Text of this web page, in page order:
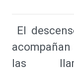
El
las